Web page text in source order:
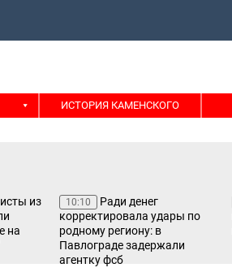
ИСТОРИЯ КАМЕНСКОГО
из
на
10:10
Ради денег
корректировала удары по
родному региону: в
Павлограде задержали
агентку фсб